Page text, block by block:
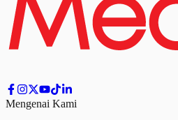
Mengenai Kami